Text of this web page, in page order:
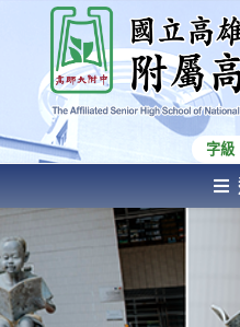
內
容
國立高雄師範大學附屬高級
High School of National
字級
AFFILIATED SENIOR
KAOHSIUNG